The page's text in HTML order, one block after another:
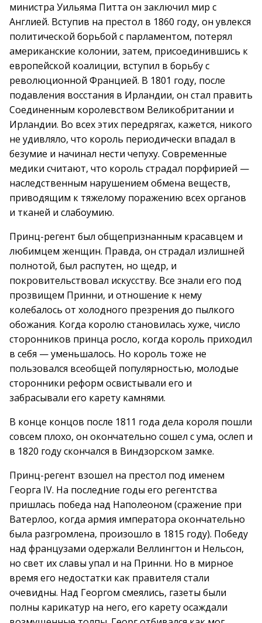
министра Уильяма Питта он заключил мир с
Англией. Вступив на престол в 1860 году, он увлекся
политической борьбой с парламентом, потерял
американские колонии, затем, присоединившись к
европейской коалиции, вступил в борьбу с
революционной Францией. В 1801 году, после
подавления восстания в Ирландии, он стал править
Соединенным королевством Великобритании и
Ирландии. Во всех этих передрягах, кажется, никого
не удивляло, что король периодически впадал в
безумие и начинал нести чепуху. Современные
медики считают, что король страдал порфирией —
наследственным нарушением обмена веществ,
приводящим к тяжелому поражению всех органов
и тканей и слабоумию.
Принц-регент был общепризнанным красавцем и
любимцем женщин. Правда, он страдал излишней
полнотой, был распутен, но щедр, и
покровительствовал искусству. Все знали его под
прозвищем Принни, и отношение к нему
колебалось от холодного презрения до пылкого
обожания. Когда королю становилась хуже, число
сторонников принца росло, когда король приходил
в себя — уменьшалось. Но король тоже не
пользовался всеобщей популярностью, молодые
сторонники реформ освистывали его и
забрасывали его карету камнями.
В конце концов после 1811 года дела короля пошли
совсем плохо, он окончательно сошел с ума, ослеп и
в 1820 году скончался в Виндзорском замке.
Принц-регент взошел на престол под именем
Георга IV. На последние годы его регентства
пришлась победа над Наполеоном (сражение при
Ватерлоо, когда армия императора окончательно
была разгромлена, произошло в 1815 году). Победу
над французами одержали Веллингтон и Нельсон,
но свет их славы упал и на Принни. Но в мирное
время его недостатки как правителя стали
очевидны. Над Георгом смеялись, газеты были
полны карикатур на него, его карету осаждали